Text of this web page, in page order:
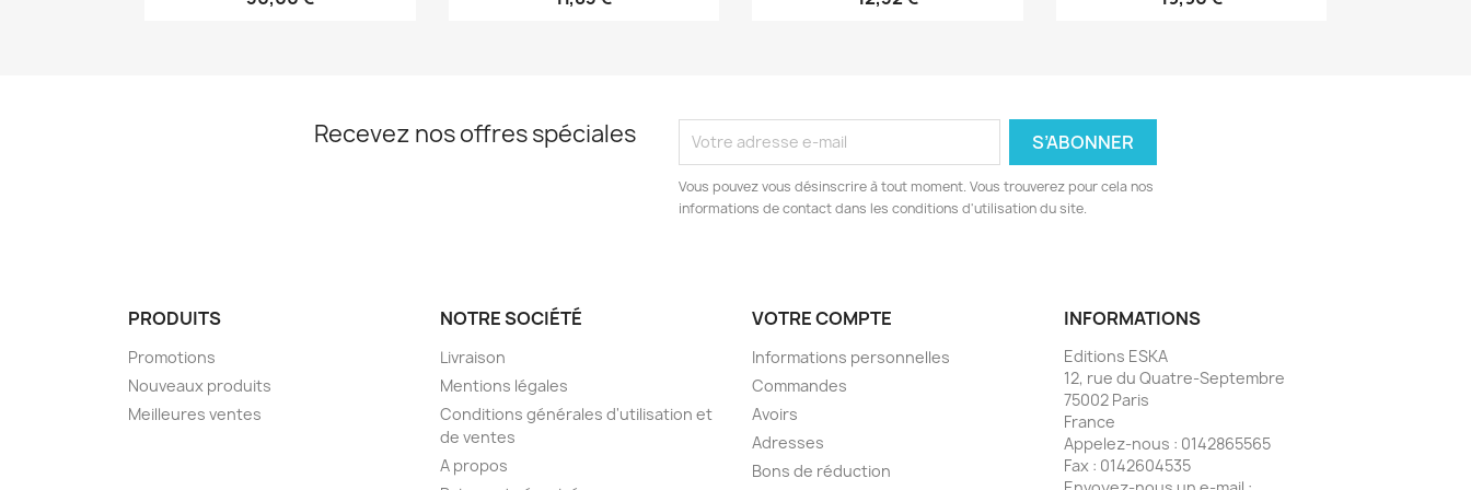
Recevez nos offres spéciales
Vous pouvez vous désinscrire à tout moment. Vous trouverez pour cela nos
informations de contact dans les conditions d'utilisation du site.
PRODUITS
Promotions
Nouveaux produits
Meilleures ventes
NOTRE SOCIÉTÉ
Livraison
Mentions légales
Conditions générales d'utilisation et
de ventes
A propos
VOTRE COMPTE
Informations personnelles
Commandes
Avoirs
Adresses
Bons de réduction
INFORMATIONS
Editions ESKA
12, rue du Quatre-Septembre
75002 Paris
France
Appelez-nous : 0142865565
Fax : 0142604535